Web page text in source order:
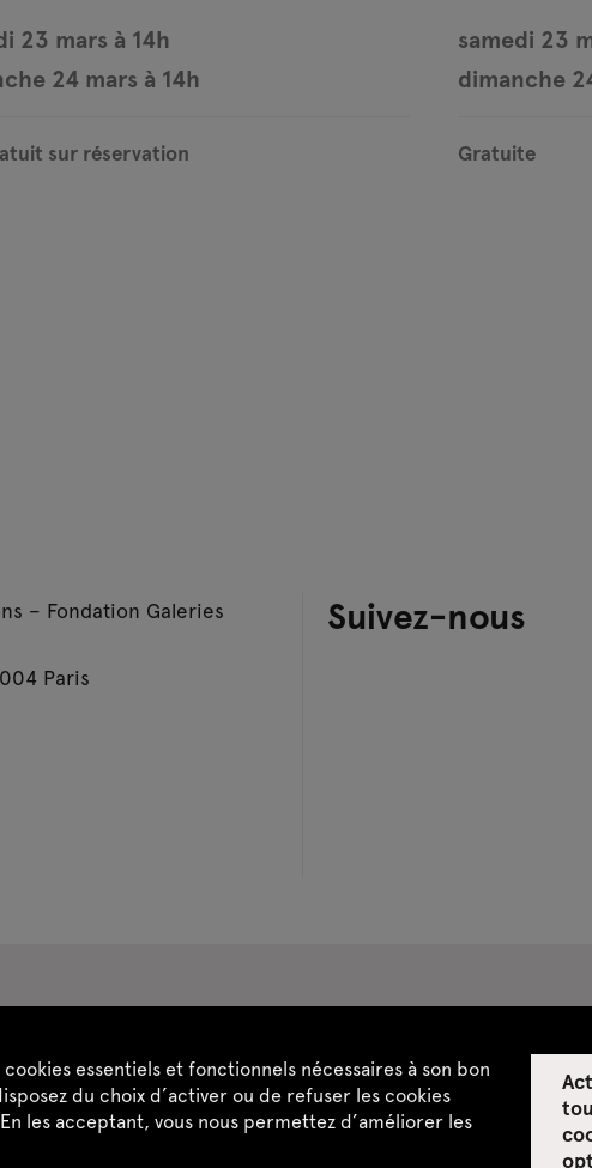
essentiels et fonctionnels nécessaires à son bon
du choix d’activer ou de refuser les cookies
les acceptant, vous nous permettez d’améliorer les
23 mars à 14h
24 mars à 14h
sur réservation
samedi 23
dimanche
Gratuite
– Fondation Galeries
Paris
Suivez-nous
CGU / CGV Plan du site